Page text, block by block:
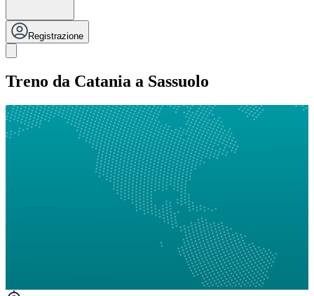
Registrazione
Treno da Catania a Sassuolo